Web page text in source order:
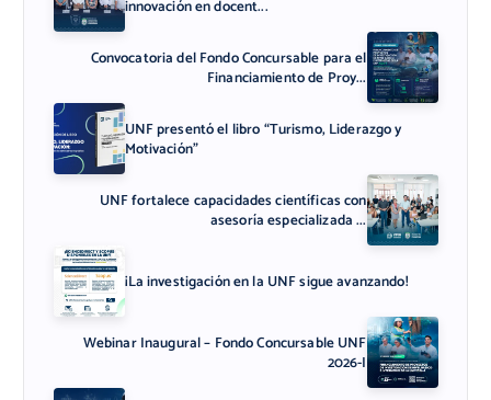
innovación en docent...
Convocatoria del Fondo Concursable para el
Financiamiento de Proy...
UNF presentó el libro “Turismo, Liderazgo y
Motivación”
UNF fortalece capacidades científicas con
asesoría especializada ...
¡La investigación en la UNF sigue avanzando!
Webinar Inaugural – Fondo Concursable UNF
2026-I